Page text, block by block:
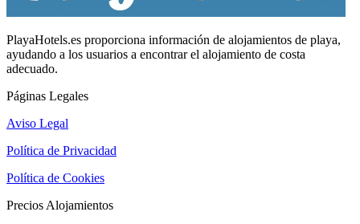
PlayaHotels.es proporciona información de alojamientos de playa,
ayudando a los usuarios a encontrar el alojamiento de costa
adecuado.
Páginas Legales
Aviso Legal
Política de Privacidad
Política de Cookies
Precios Alojamientos